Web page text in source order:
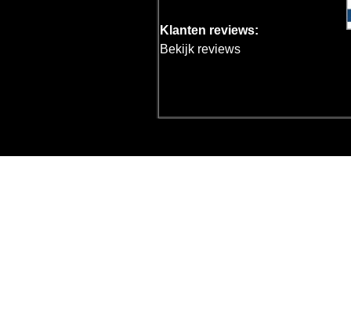
Klanten reviews:
Bekijk reviews